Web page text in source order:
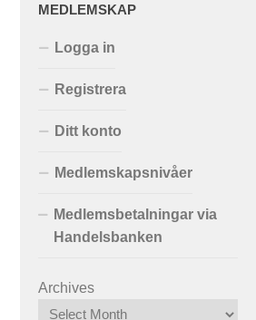
MEDLEMSKAP
Logga in
Registrera
Ditt konto
Medlemskapsnivåer
Medlemsbetalningar via
Handelsbanken
Archives